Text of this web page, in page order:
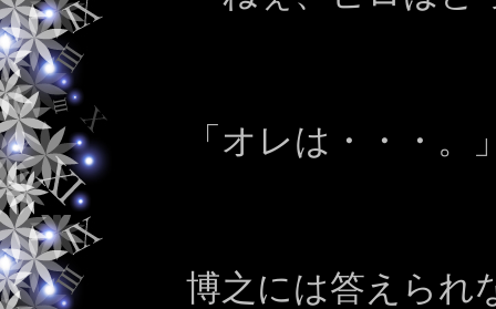
「オレは・・・。
博之には答えられ